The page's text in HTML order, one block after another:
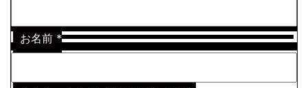
お名前 *